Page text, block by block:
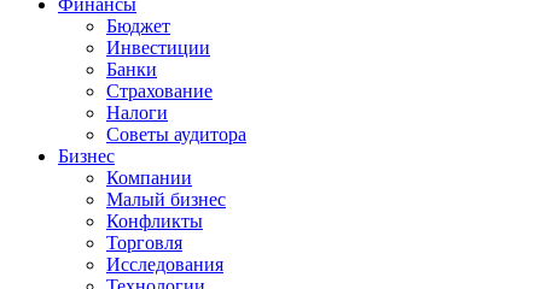
Финансы
Бюджет
Инвестиции
Банки
Страхование
Налоги
Советы аудитора
Бизнес
Компании
Малый бизнес
Конфликты
Торговля
Исследования